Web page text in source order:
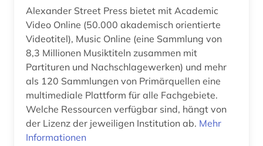
friedrich (6)
friedrich (1844-1900) (1)
friedrich von (1)
friedrich wilhelm josef von (2)
Alexander Street Press bietet mit Academic
Video Online (50.000 akademisch orientierte
Videotitel), Music Online (eine Sammlung von
8,3 Millionen Musiktiteln zusammen mit
Partituren und Nachschlagewerken) und mehr
als 120 Sammlungen von Primärquellen eine
multimediale Plattform für alle Fachgebiete.
Welche Ressourcen verfügbar sind, hängt von
der Lizenz der jeweiligen Institution ab. Mehr
Informationen